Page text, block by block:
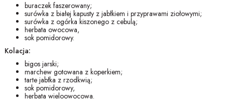
buraczek faszerowany;
surówka z białej kapusty z jabłkiem i przyprawami ziołowymi;
surówka z ogórka kiszonego z cebulą;
herbata owocowa,
sok pomidorowy.
Kolacja:
bigos jarski;
marchew gotowana z koperkiem;
tarte jabłka z rzodkwią;
sok pomidorowy,
herbata wieloowocowa.